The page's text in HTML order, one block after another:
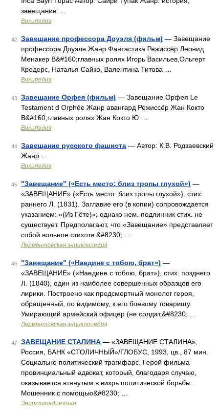
завещание …
Википедия
42 Завещание профессора Доуэля (фильм) — Завещание
профессора Доуэля Жанр Фантастика Режиссёр Леонид
Менакер В&#160;главных ролях Игорь Васильев,Ольгерт
Кродерс, Наталья Сайко, Валентина Титова …
Википедия
43 Завещание Орфея (фильм) — Завещание Орфея Le
Testament d Orphée Жанр авангард Режиссёр Жан Кокто
В&#160;главных ролях Жан Кокто Ю …
Википедия
44 Завещание русского фашиста — Автор: К.В. Родзаевский
Жанр …
Википедия
45 "Завещание" («Есть место: близ тропы глухой») —
«ЗАВЕЩАНИЕ» («Есть место: близ тропы глухой»), стих.
раннего Л. (1831). Заглавие его (в копии) сопровождается
указанием: «(Из Гёте)»; однако нем. подлинник стих. не
существует. Предполагают, что «Завещание» представляет
собой вольное стихотв.&#8230; …
Лермонтовская энциклопедия
46 "Завещание" («Наедине с тобою, брат») —
«ЗАВЕЩАНИЕ» («Наедине с тобою, брат»), стих. позднего
Л. (1840), один из наиболее совершенных образцов его
лирики. Построено как предсмертный монолог героя,
обращенный, по видимому, к его боевому товарищу.
Умирающий армейский офицер (не солдат,&#8230; …
Лермонтовская энциклопедия
47 ЗАВЕЩАНИЕ СТАЛИНА — «ЗАВЕЩАНИЕ СТАЛИНА»,
Россия, БАНК «СТОЛИЧНЫЙ»/ГЛОБУС, 1993, цв., 87 мин.
Социально политический трагифарс. Герой фильма
провинциальный адвокат, который, благодаря случаю,
оказывается втянутым в вихрь политической борьбы.
Мошенник с помощью&#8230; …
Энциклопедия кино